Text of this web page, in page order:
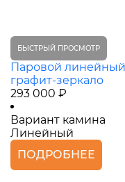
БЫСТРЫЙ ПРОСМОТР
Паровой линейный
графит-зеркало
293 000 ₽
Вариант камина
Линейный
ПОДРОБНЕЕ